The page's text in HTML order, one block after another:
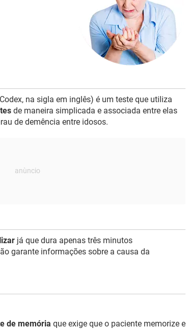
na sigla em inglês) é um teste que utiliza
de maneira simplicada e associada entre elas
de demência entre idosos.
já que dura apenas três minutos
garante informações sobre a causa da
de memória que exige que o paciente memorize e